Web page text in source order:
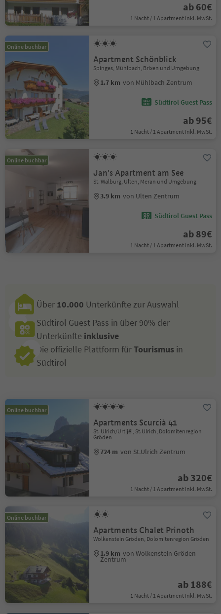
ab 60€
1 Nacht / 1 Apartment Inkl. MwSt.
Online buchbar
Apartment Schönblick
Spinges, Mühlbach, Brixen und Umgebung
1.7 km von Mühlbach Zentrum
Südtirol Guest Pass
ab 95€
1 Nacht / 1 Apartment Inkl. MwSt.
Online buchbar
Jan's Apartment am See
St. Walburg, Ulten, Meran und Umgebung
3.9 km von Ulten Zentrum
Südtirol Guest Pass
ab 89€
1 Nacht / 1 Apartment Inkl. MwSt.
Über 10.000 Unterkünfte zur Auswahl
Südtirol Guest Pass in über 90% der
Unterkünfte inklusive
Die offizielle Plattform fürTourismus in
Südtirol
Online buchbar
Apartments Scurcià 41
St. Ulrich/Urtijëi, St.Ulrich, Dolomitenregion
Gröden
724 m von St.Ulrich Zentrum
ab 320€
1 Nacht / 1 Apartment Inkl. MwSt.
Online buchbar
Apartments Chalet Prinoth
Wolkenstein Gröden, Dolomitenregion Gröden
1.9 km von Wolkenstein Gröden
Zentrum
ab 188€
1 Nacht / 1 Apartment Inkl. MwSt.